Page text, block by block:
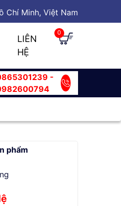
Chí Minh, Việt Nam
LIÊN
HỆ
0
-
phẩm